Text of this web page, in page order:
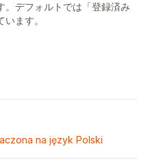
。デフォルトでは「登録済み
ます。
na język Polski